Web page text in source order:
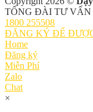
TỔNG ĐÀI TƯ VẤN
1800 255508
ĐĂNG KÝ ĐỂ
Home
Đăng ký
Miễn Phí
Zalo
Chat
×